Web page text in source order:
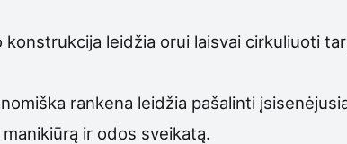
konstrukcija leidžia orui laisvai cirkuliuoti
rankena leidžia pašalinti
ir odos sveikatą.